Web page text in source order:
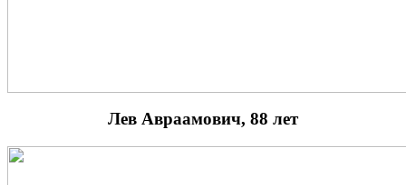
Лев Авраамович, 88 лет